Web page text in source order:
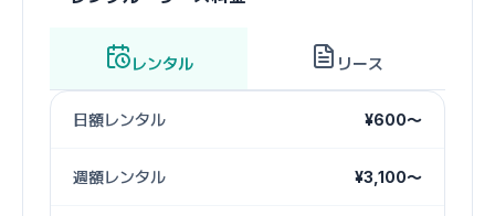
レンタル リース
日額レンタル ¥600〜
週額レンタル ¥3,100〜